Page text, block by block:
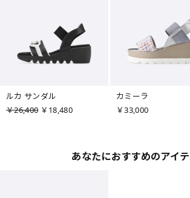
ルカ サンダル
￥26,400 ￥18,480
カミーラ
￥33,000
あなたにおすすめのアイ